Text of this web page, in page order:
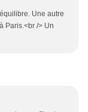
Une autre
Paris.<br /> Un